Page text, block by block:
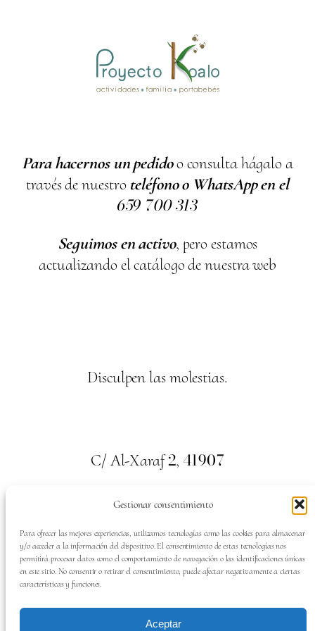
Gestionar consentimiento
Para ofrecer las mejores experiencias, utilizamos tecnologías como las cookies para almacenar
y/o acceder a la información del dispositivo. El consentimiento de estas tecnologías nos
permitirá procesar datos como el comportamiento de navegación o las identificaciones únicas
en este sitio. No consentir o retirar el consentimiento, puede afectar negativamente a ciertas
características y funciones.
Aceptar
Para hacernos un pedidoo consulta hágalo a
través de nuestro teléfono o WhatsApp en el
659 700313
Seguimos en activo, pero estamos
actualizando el catálogo de nuestra web
Disculpen las molestias.
C/ Al-Xaraf2, 41907
Valencina de la Concepción. Sevilla
Tel:659700313
SÍGUENOS EN: